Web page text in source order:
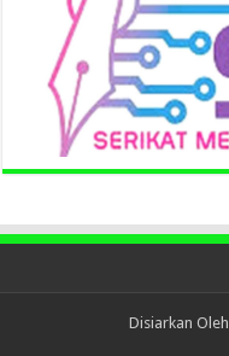
Disiarkan Oleh